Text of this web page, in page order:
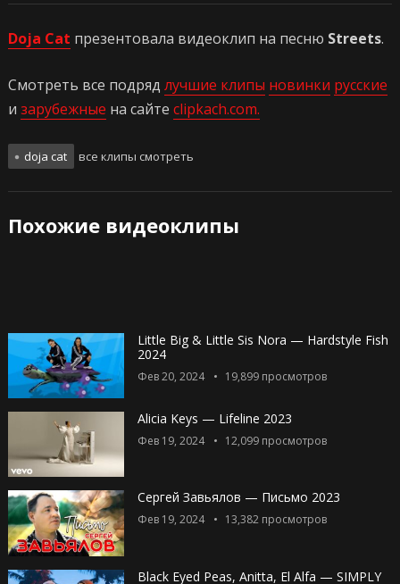
Doja Cat презентовала видеоклип на песню Streets.
Смотреть все подряд лучшие клипы новинки русские
и зарубежные на сайте clipkach.com.
doja cat все клипы смотреть
Похожие видеоклипы
Little Big & Little Sis Nora — Hardstyle Fish
2024
Фев 20, 2024 19,899просмотров
Alicia Keys — Lifeline 2023
Фев 19, 2024 12,099просмотров
Сергей Завьялов — Письмо 2023
Фев 19, 2024 13,382просмотров
Black Eyed Peas, Anitta, El Alfa — SIMPLY